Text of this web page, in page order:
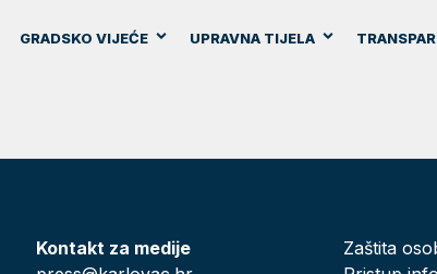
GRADSKO VIJEĆE UPRAVNA TIJELA
Kontakt za medije
Zaštita